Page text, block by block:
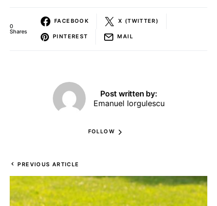
0
Shares
FACEBOOK X (TWITTER)
PINTEREST MAIL
Post written by:
Emanuel Iorgulescu
FOLLOW
PREVIOUS ARTICLE